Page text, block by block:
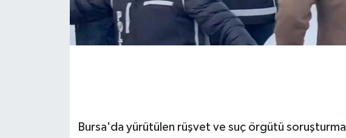
Bursa'da yürütülen rüşvet ve suç örgütü
GÜNDEM